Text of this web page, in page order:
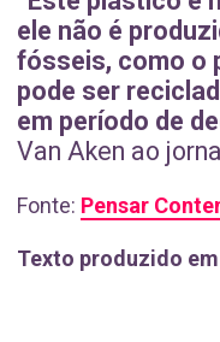
ele não é
fósseis, como o
pode ser
em período de
Van Aken ao
Fonte: Pensar
Texto produzido